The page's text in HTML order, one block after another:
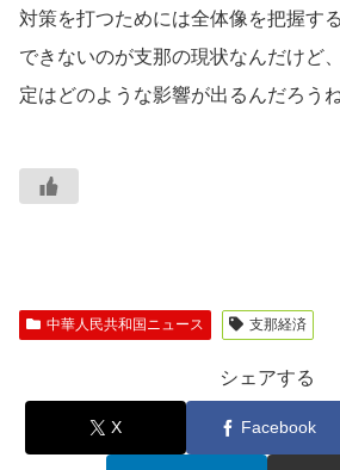
対策を打つためには全体像を把握す
できないのが支那の現状なんだけど
定はどのような影響が出るんだろうね
中華人民共和国ニュース 支那経済
シェアする
X Facebook